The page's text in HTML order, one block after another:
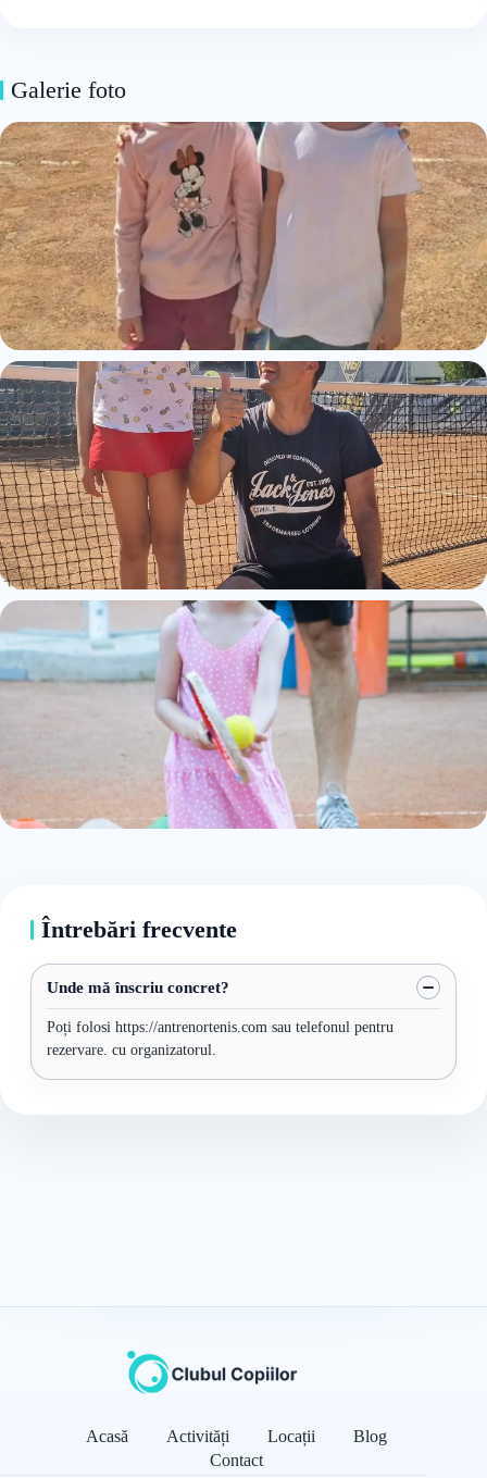
Galerie foto
Întrebări frecvente
Unde mă înscriu concret?
Poți folosi https://antrenortenis.com sau telefonul pentru
rezervare. cu organizatorul.
Acasă Activități Locații
Blog
Contact